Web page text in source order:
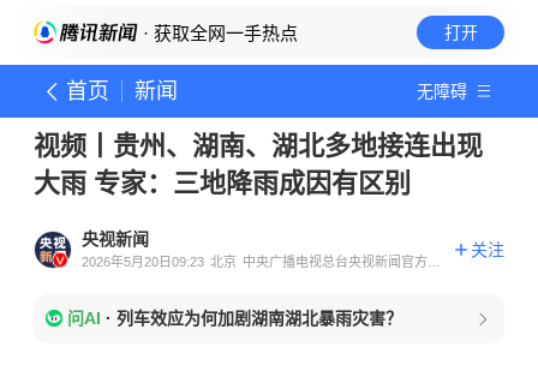
· 获取全网一手热点 打开
首页 新闻 无障碍
视频丨贵州、湖南、湖北多地接连出现
大雨 专家：三地降雨成因有区别
央视新闻
2026年5月20日09:23 北京 中央广播电视总台央视新闻官方账
关注
问AI · 列车效应为何加剧湖南湖北暴雨灾害？